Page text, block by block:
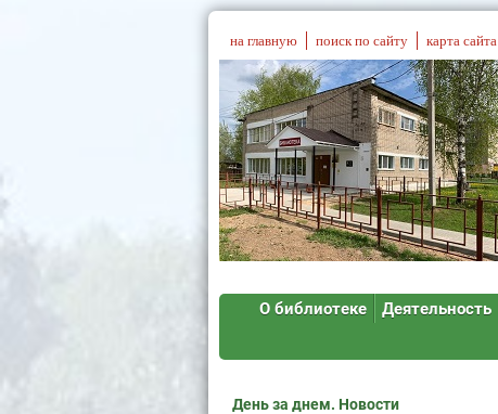
на главную поиск по сайту карта сайта
О библиотеке Деятельность
День за днем. Новости